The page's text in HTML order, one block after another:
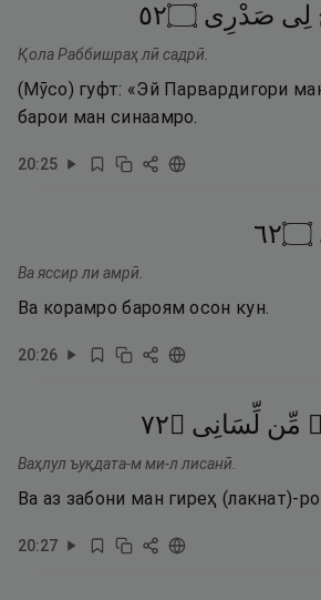
لِى صَدْرِى ۝٢٥
Қола Раббишраҳ лӣ садрӣ.
(Мӯсо) гуфт: «Эй Парвардигори
барои ман синаамро.
20:25
۝٢٦
Ва яссир ли амрӣ.
Ва корамро бароям осон кун.
20:26
مِّن لِّسَانِى ۝٢٧
Ваҳлул ъуқдата-м ми-л лисанӣ.
Ва аз забони ман гиреҳ (лакнат)-
20:27